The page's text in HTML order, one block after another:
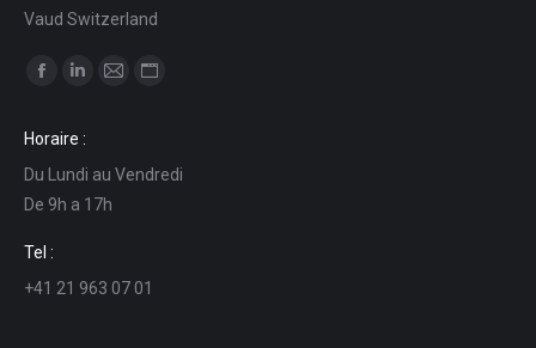
Vaud Switzerland
Ci puoi trovare su:
opens
in
new
window
opens
in
new
in
opens
Horaire :
Du Lundi au Vendredi
De 9h a 17h
Tel :
+41 21 963 07 01